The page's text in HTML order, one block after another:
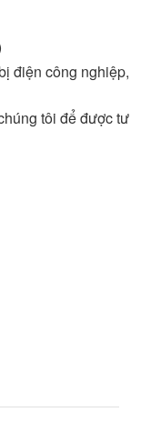
điện công nghiệp,
tôi để được tư